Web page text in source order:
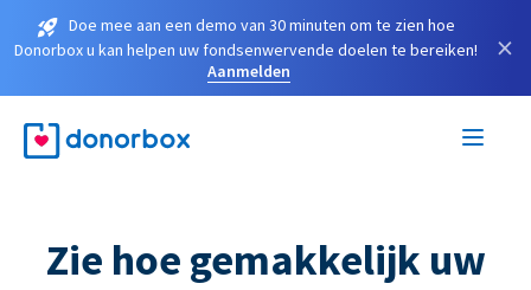
Doe mee aan een demo van 30 minuten om te zien hoe
Donorbox u kan helpen uw fondsenwervende doelen te bereiken!
Aanmelden
×
Zie hoe gemakkelijk uw